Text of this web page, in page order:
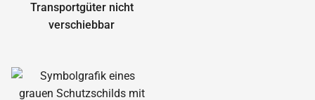
Transportgüter nicht
verschiebbar